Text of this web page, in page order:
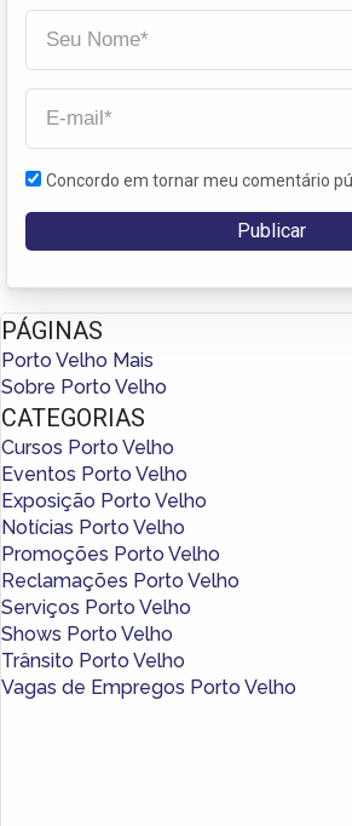
Concordo em tornar meu comentário
PÁGINAS
Porto Velho Mais
Sobre Porto Velho
CATEGORIAS
Cursos Porto Velho
Eventos Porto Velho
Exposição Porto Velho
Notícias Porto Velho
Promoções Porto Velho
Reclamações Porto Velho
Serviços Porto Velho
Shows Porto Velho
Trânsito Porto Velho
Vagas de Empregos Porto Velho